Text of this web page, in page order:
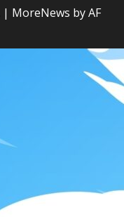
| MoreNews by AF